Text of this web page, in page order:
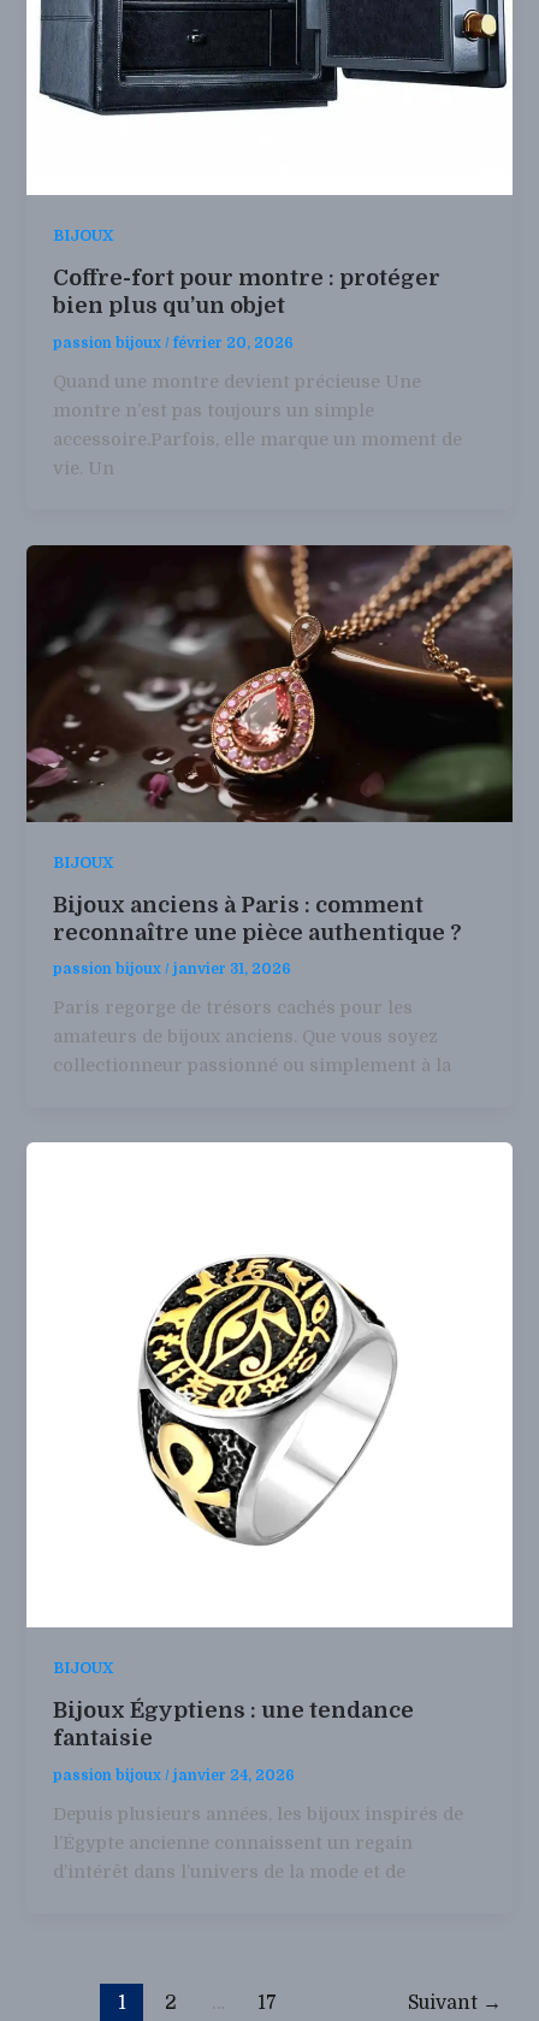
BIJOUX
Coffre-fort pour montre : protéger
bien plus qu’un objet
passion bijoux/février 20, 2026
Quand une montre devient précieuse Une
montre n’est pas toujours un simple
accessoire.Parfois, elle marque un moment de
vie. Un
BIJOUX
Bijoux anciens à Paris : comment
reconnaître une pièce authentique ?
passion bijoux/janvier 31, 2026
Paris regorge de trésors cachés pour les
amateurs de bijoux anciens. Que vous soyez
collectionneur passionné ou simplement à la
BIJOUX
Bijoux Égyptiens : une tendance
fantaisie
passion bijoux/janvier 24, 2026
Depuis plusieurs années, les bijoux inspirés de
l’Égypte ancienne connaissent un regain
d’intérêt dans l’univers de la mode et de
1 2 … 17 Suivant →